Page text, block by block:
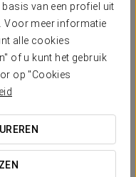
van een profiel uit
Voor meer informatie
alle cookies
of u kunt het gebruik
op "Cookies
you to start your
our special Italian